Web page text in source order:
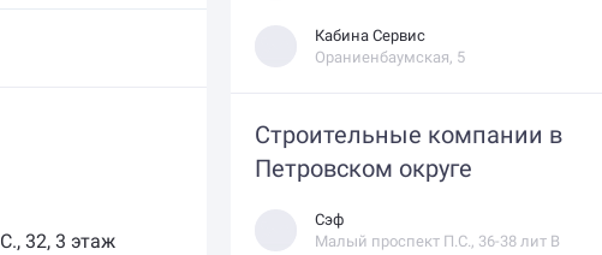
32, 3 этаж
Кабина Сервис
Ораниенбаумская, 5
Строительные компании в
Петровском округе
Сэф
Малый проспект П.С., 36-38 лит В